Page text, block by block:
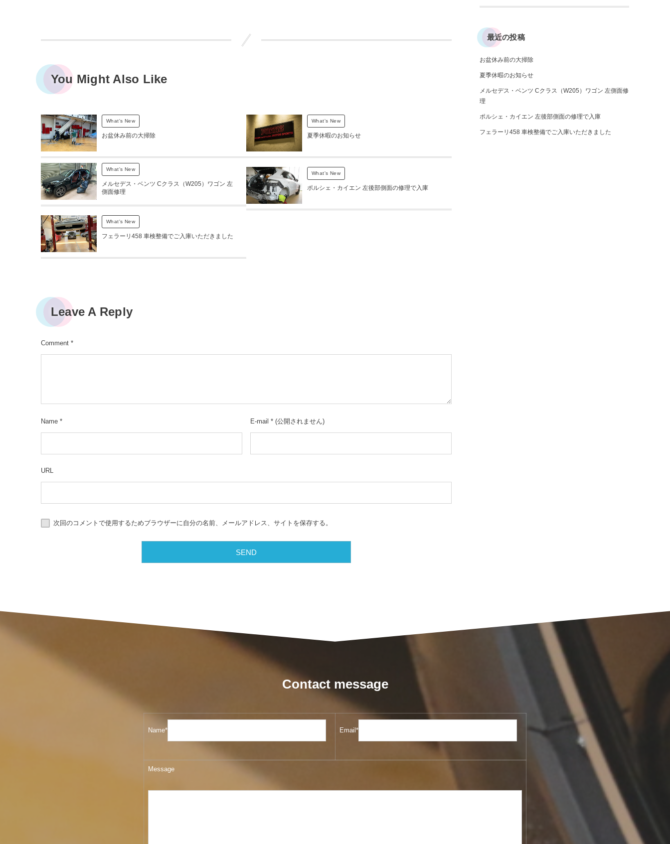
You Might Also Like
What's New
お盆休み前の大掃除
What's New
夏季休暇のお知らせ
What's New
メルセデス・ベンツ Cクラス（W205）ワゴン 左
側面修理
What's New
ポルシェ・カイエン 左後部側面の修理で入庫
What's New
フェラーリ458 車検整備でご入庫いただきました
Leave A Reply
Comment *
Name * E-mail * (公開されません)
URL
次回のコメントで使用するためブラウザーに自分の名前、メールアドレス、サイトを保存する。
最近の投稿
お盆休み前の大掃除
夏季休暇のお知らせ
メルセデス・ベンツ Cクラス（W205）ワゴン 左側面修
理
ポルシェ・カイエン 左後部側面の修理で入庫
フェラーリ458 車検整備でご入庫いただきました
Contact message
Name* Email*
Message